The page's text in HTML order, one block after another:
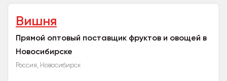
Вишня
Прямой оптовый поставщик фруктов и овощей в
Новосибирске
Россия, Новосибирск